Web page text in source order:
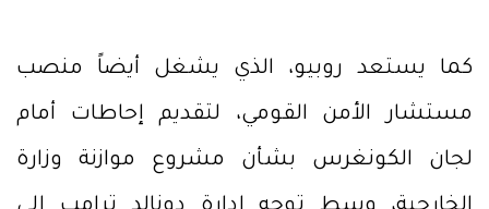
كما يستعد روبيو، الذي يشغل أيضاً منصب
مستشار الأمن القومي، لتقديم إحاطات أمام
لجان الكونغرس بشأن مشروع موازنة وزارة